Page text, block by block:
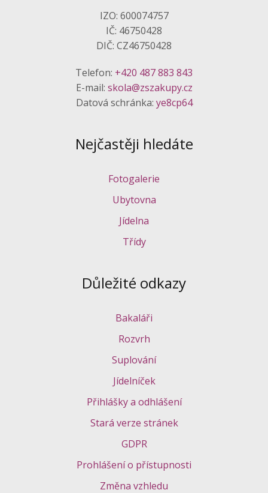
IZO: 600074757
IČ: 46750428
DIČ: CZ46750428
Telefon: +420 487 883 843
E-mail: skola@zszakupy.cz
Datová schránka: ye8cp64
Nejčastěji hledáte
Fotogalerie
Ubytovna
Jídelna
Třídy
Důležité odkazy
Bakaláři
Rozvrh
Suplování
Jídelníček
Přihlášky a odhlášení
Stará verze stránek
GDPR
Prohlášení o přístupnosti
Změna vzhledu